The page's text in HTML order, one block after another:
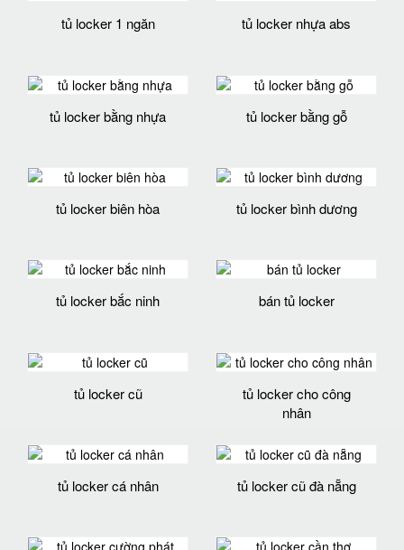
tủ locker 1 ngăn tủ locker nhựa abs
tủ locker bằng nhựa tủ locker bằng gỗ
tủ locker biên hòa tủ locker bình dương
tủ locker bắc ninh bán tủ locker
tủ locker cũ
tủ locker cho công
nhân
tủ locker cá nhân tủ locker cũ đà nẵng